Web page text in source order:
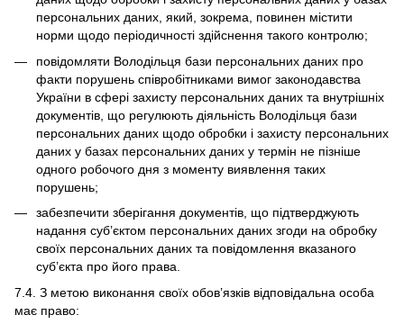
персональних даних, який, зокрема, повинен містити
норми щодо періодичності здійснення такого контролю;
повідомляти Володільця бази персональних даних про
факти порушень співробітниками вимог законодавства
України в сфері захисту персональних даних та внутрішніх
документів, що регулюють діяльність Володільця бази
персональних даних щодо обробки і захисту персональних
даних у базах персональних даних у термін не пізніше
одного робочого дня з моменту виявлення таких
порушень;
забезпечити зберігання документів, що підтверджують
надання суб’єктом персональних даних згоди на обробку
своїх персональних даних та повідомлення вказаного
суб’єкта про його права.
7.4. З метою виконання своїх обов’язків відповідальна особа
має право: